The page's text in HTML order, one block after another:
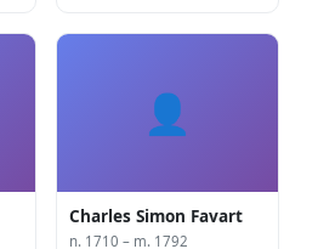
👤
Charles Simon Favart
n. 1710 – m. 1792